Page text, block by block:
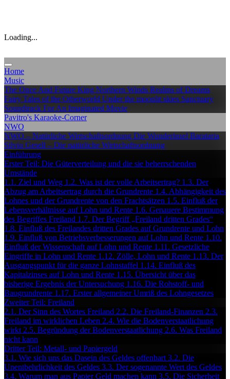
Loading...
Home
Music
The Once And Future King Northern Winds Realms of Dreams
Fairy Tales of the Otherworld Under the moonlit skies Sanctuary
Soundtrack For An Imaginated Movie
Pavitro's Karaoke-Corner
NWO
NWO – Natürliche Wirtschaftsordnung Die Wunderinsel Barataria
Silvio Gesell – Die natürliche Wirtschaftsordnung
Einführung
Erster Teil: Die Güterverteilung und die sie beherrschenden
Umstände
1.1. Ziel und Weg 1.2. Was ist der volle Arbeitsertrag? 1.3. Der
Abzug am Arbeitsertrag durch die Grundrente 1.4. Abhängigkeit des
Lohnes und der Grundrente von den Frachtsätzen 1.5. Einfluß der
Lebensverhältnisse auf Lohn und Rente 1.6. Genauere Bestimmung
des Begriffes Freiland 1.7. Der Begriff „Freiland dritten Grades“
1.8. Einfluß des Freilandes dritten Grades auf Grundrente und Lohn
1.9. Einfluß von Betriebsverbesserungen auf Lohn und Rente 1.10.
Einfluß der Wissenschaft auf Lohn und Rente 1.11. Gesetzliche
Eingriffe in Lohn und Rente 1.12. Zölle, Lohn und Rente 1.13. Der
Ausgangspunkt für die ganze Lohnstaffel 1.14. Einfluß des
Kapitalzinses auf Lohn und Rente 1.15. Übersicht über das
bisherige Ergebnis der Untersuchung 1.16. Die Rohstoff- und
Baugrundrente 1.17. Erster allgemeiner Umriß des Lohngesetzes
Zweiter Teil: Freiland
2.1. Der Sinn des Wortes Freiland 2.2. Die Freiland-Finanzen 2.3.
Freiland im wirklichen Leben 2.4. Wie die Bodenverstaatlichung
wirkt 2.5. Begründung der Bodenverstaatlichung 2.6. Was Freiland
nicht kann
Dritter Teil: Metall- und Papiergeld
3.1. Wie sich uns das Dasein des Geldes offenbart 3.2. Die
Unentbehrlichkeit des Geldes 3.3. Der sogenannte Wert des Geldes
3.4. Warum man aus Papier Geld machen kann 3.5. Die Sicherheit